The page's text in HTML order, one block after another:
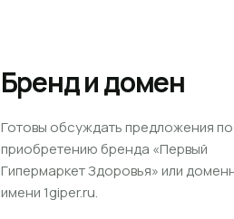
Бренд и домен
Готовы обсуждать предложения по
приобретению бренда «Первый
Гипермаркет Здоровья» или
имени 1giper.ru.